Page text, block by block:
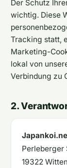
Der Schutz
wichtig. Diese
Tracking statt,
Marketing-
lokal von
Verbindung zu
2.
Perleberger
19322